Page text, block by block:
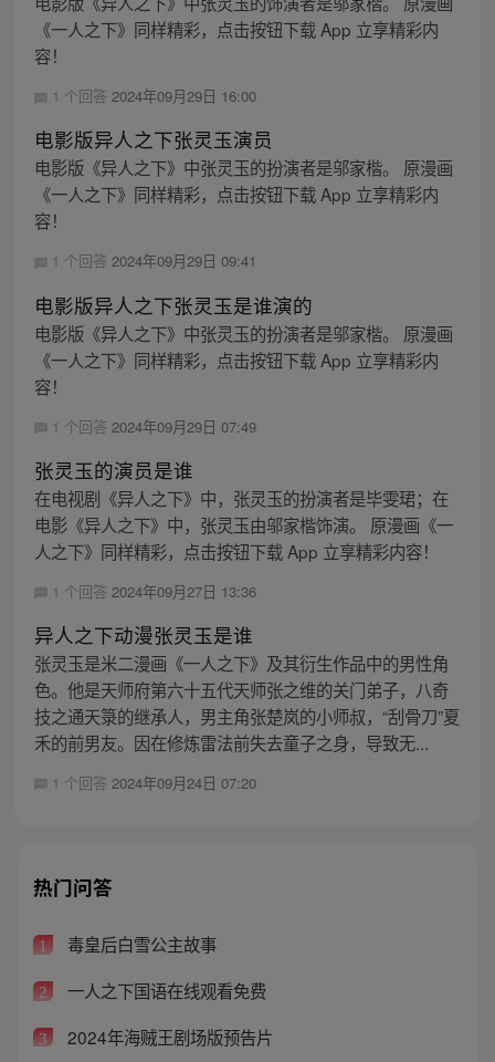
《一人之下》同样精彩，点击按钮下载 App 立享精彩内
容！
1 个回答 2024年09月29日 16:00
电影版异人之下张灵玉演员
电影版《异人之下》中张灵玉的扮演者是邬家楷。 原漫画
《一人之下》同样精彩，点击按钮下载 App 立享精彩内
容！
1 个回答 2024年09月29日 09:41
电影版异人之下张灵玉是谁演的
电影版《异人之下》中张灵玉的扮演者是邬家楷。 原漫画
《一人之下》同样精彩，点击按钮下载 App 立享精彩内
容！
1 个回答 2024年09月29日 07:49
张灵玉的演员是谁
在电视剧《异人之下》中，张灵玉的扮演者是毕雯珺；在
电影《异人之下》中，张灵玉由邬家楷饰演。 原漫画《一
人之下》同样精彩，点击按钮下载 App 立享精彩内容！
1 个回答 2024年09月27日 13:36
异人之下动漫张灵玉是谁
张灵玉是米二漫画《一人之下》及其衍生作品中的男性角
色。他是天师府第六十五代天师张之维的关门弟子，八奇
技之通天箓的继承人，男主角张楚岚的小师叔，“刮骨刀”夏
禾的前男友。因在修炼雷法前失去童子之身，导致无...
1 个回答 2024年09月24日 07:20
热门问答
1 毒皇后白雪公主故事
2 一人之下国语在线观看免费
3 2024年海贼王剧场版预告片